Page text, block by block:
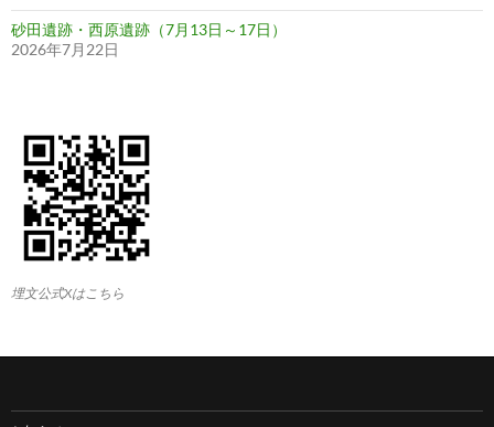
砂田遺跡・西原遺跡（7月13日～17日）
2026年7月22日
埋文公式Xはこちら